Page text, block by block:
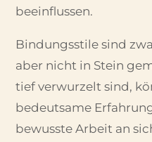
beeinflussen.
Bindungsstile sind
aber nicht in Stein
tief verwurzelt sind,
bedeutsame
bewusste Arbeit an